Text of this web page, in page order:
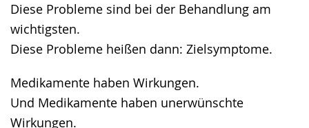
Diese Probleme sind bei der Behandlung am
wichtigsten.
Diese Probleme heißen dann: Zielsymptome.
Medikamente haben Wirkungen.
Und Medikamente haben unerwünschte
Wirkungen.